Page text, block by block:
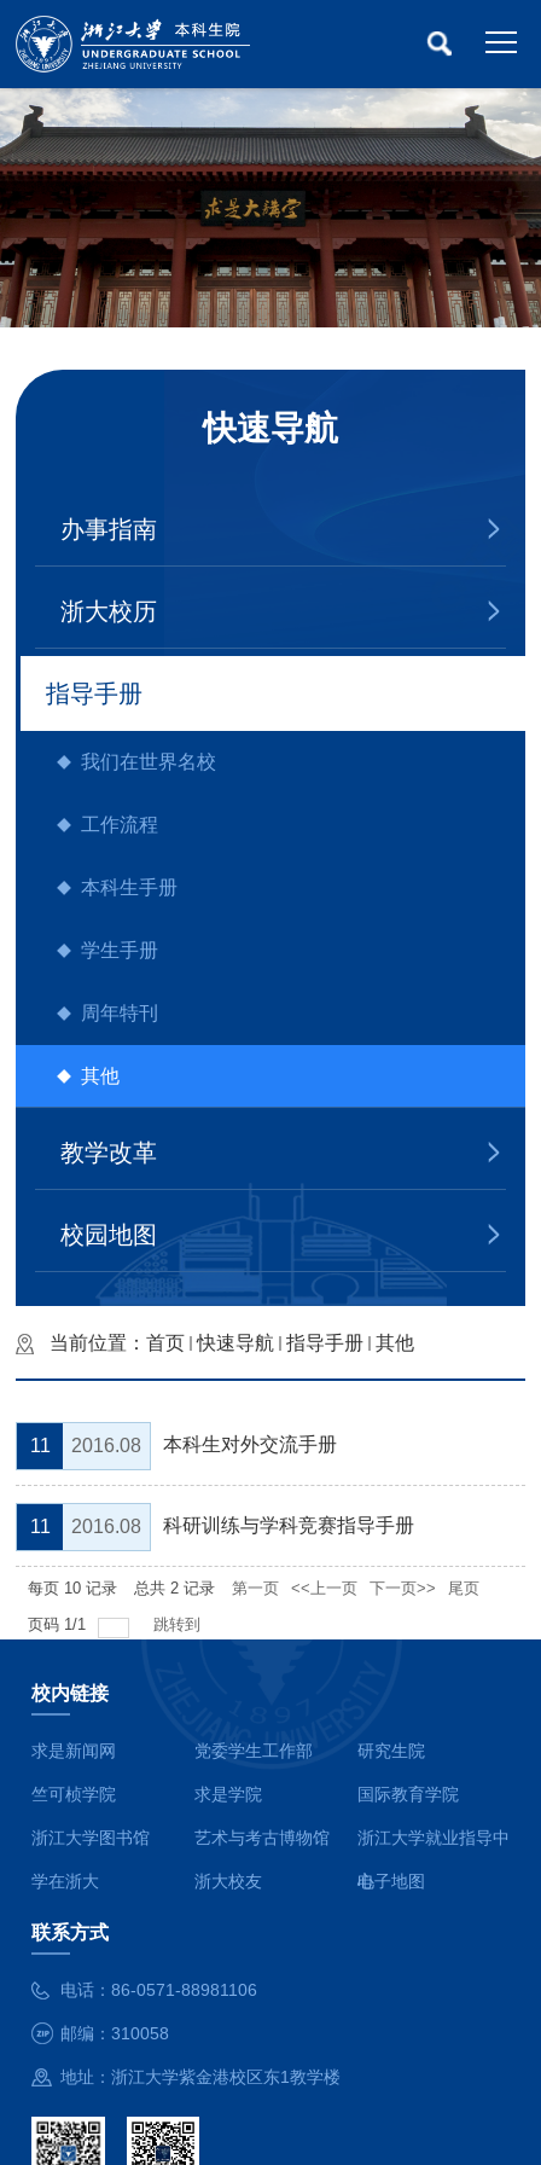
快速导航
办事指南
浙大校历
指导手册
我们在世界名校
工作流程
本科生手册
学生手册
周年特刊
其他
教学改革
校园地图
当前位置：首页 快速导航 指导手册 其他
11 2016.08 本科生对外交流手册
11 2016.08 科研训练与学科竞赛指导手册
每页 10 记录 总共2 记录 第一页 <<上一页 下一页>>
尾页
页码 1/1 跳转到
校内链接
求是新闻网 党委学生工作部 研究生院
竺可桢学院 求是学院 国际教育学院
浙江大学图书馆 艺术与考古博物馆 浙江大学就业指导中
心
学在浙大 浙大校友 电子地图
联系方式
电话：86-0571-88981106
邮编：310058
地址：浙江大学紫金港校区东1教学楼